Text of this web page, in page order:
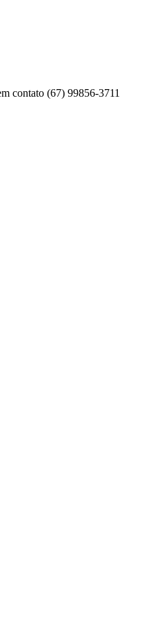
contato (67) 99856-3711